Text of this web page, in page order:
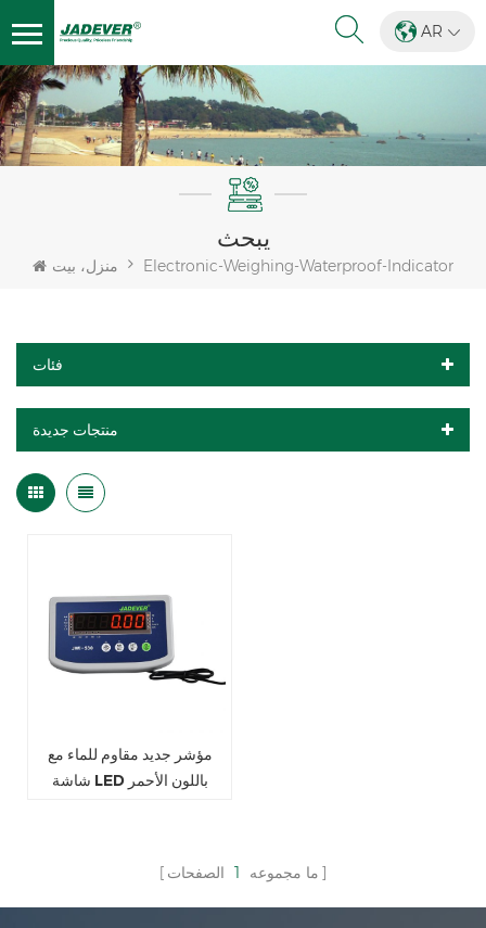
AR
يبحث
منزل، بيت Electronic-Weighing-Waterproof-Indicator
فئات
منتجات جديدة
مؤشر جديد مقاوم للماء مع
شاشة LED باللون الأحمر
ما مجموعه 1 الصفحات